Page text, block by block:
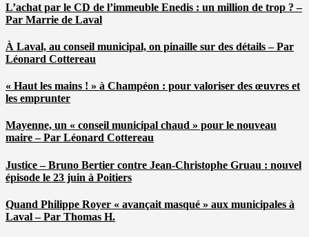
L’achat par le CD de l’immeuble Enedis : un million de trop ? –
Par Marrie de Laval
À Laval, au conseil municipal, on pinaille sur des détails – Par
Léonard Cottereau
« Haut les mains ! » à Champéon : pour valoriser des œuvres et
les emprunter
Mayenne, un « conseil municipal chaud » pour le nouveau
maire – Par Léonard Cottereau
Justice – Bruno Bertier contre Jean-Christophe Gruau : nouvel
épisode le 23 juin à Poitiers
Quand Philippe Royer « avançait masqué » aux municipales à
Laval – Par Thomas H.